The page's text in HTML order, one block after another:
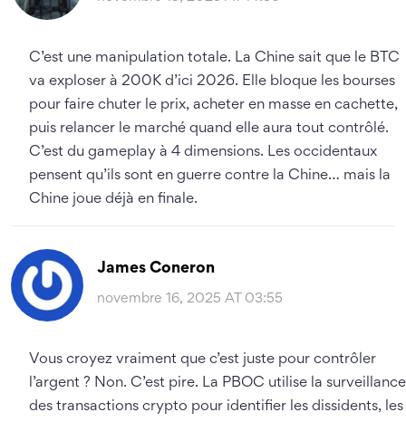
C’est une manipulation totale. La Chine sait que le BTC
va exploser à 200K d’ici 2026. Elle bloque les bourses
pour faire chuter le prix, acheter en masse en cachette,
puis relancer le marché quand elle aura tout contrôlé.
C’est du gameplay à 4 dimensions. Les occidentaux
pensent qu’ils sont en guerre contre la Chine… mais la
Chine joue déjà en finale.
James Coneron
novembre 16, 2025 AT 03:55
Vous croyez vraiment que c’est juste pour contrôler
l’argent ? Non. C’est pire. La PBOC utilise la surveillance
des transactions crypto pour identifier les dissidents, les